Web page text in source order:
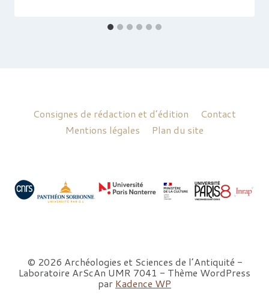
Consignes de rédaction et d’édition
Contact
Mentions légales
Plan du site
© 2026 Archéologies et Sciences de l’Antiquité -
Laboratoire ArScAn UMR 7041 - Thème WordPress
par Kadence WP